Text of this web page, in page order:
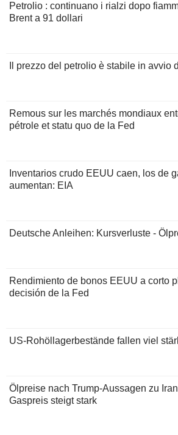
Petrolio : continuano i rialzi dopo
Brent a 91 dollari
Il prezzo del petrolio è stabile in avvio
Remous sur les marchés mondiaux
pétrole et statu quo de la Fed
Inventarios crudo EEUU caen, los de
aumentan: EIA
Deutsche Anleihen: Kursverluste -
Rendimiento de bonos EEUU a corto
decisión de la Fed
US-Rohöllagerbestände fallen viel
Ölpreise nach Trump-Aussagen zu
Gaspreis steigt stark